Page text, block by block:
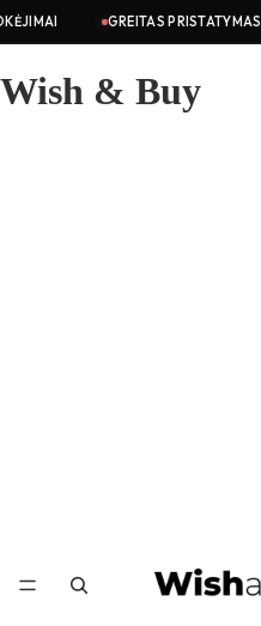
GREITAS PRISTATYMAS LIETUVOJE
Wish & Buy